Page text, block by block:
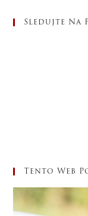
Sledujte Na
Tento Web